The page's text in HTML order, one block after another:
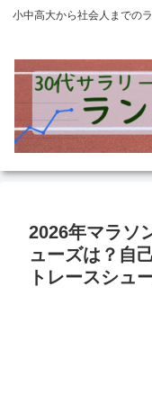
小中高大から社会人までの
2026年マラソ
ューズは？自
トレースシュ